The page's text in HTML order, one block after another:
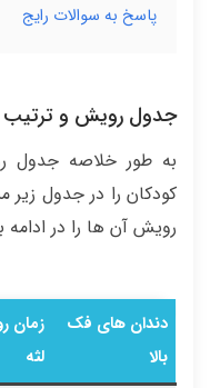
پاسخ به سوالات رایج
جدول رویش و ترتیب
به طور خلاصه جدول
کودکان را در جدول
رویش آن ها را در ادامه
دندان های فک
بالا
زمان
لثه